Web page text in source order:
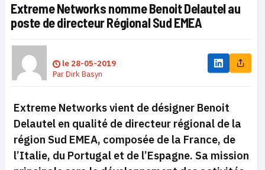
Extreme Networks nomme Benoit Delautel au
poste de directeur Régional Sud EMEA
le 28-05-2019
ParDirk Basyn
Extreme Networks vient de désigner Benoit
Delautel en qualité de directeur régional de la
région Sud EMEA, composée de la France, de
l’Italie, du Portugal et de l’Espagne. Sa mission